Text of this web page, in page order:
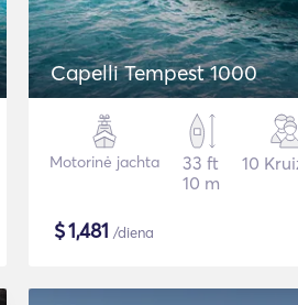
Capelli Tempest 1000
Motorinė jachta
33 ft
10 m
10
$1,481 /diena